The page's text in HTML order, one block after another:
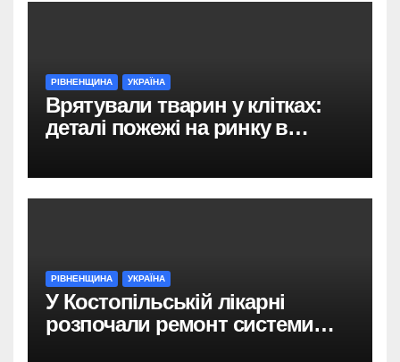
РІВНЕНЩИНА УКРАЇНА
Врятували тварин у клітках:
деталі пожежі на ринку в
РІВНЕНЩИНА УКРАЇНА
У Костопільській лікарні
розпочали ремонт системи